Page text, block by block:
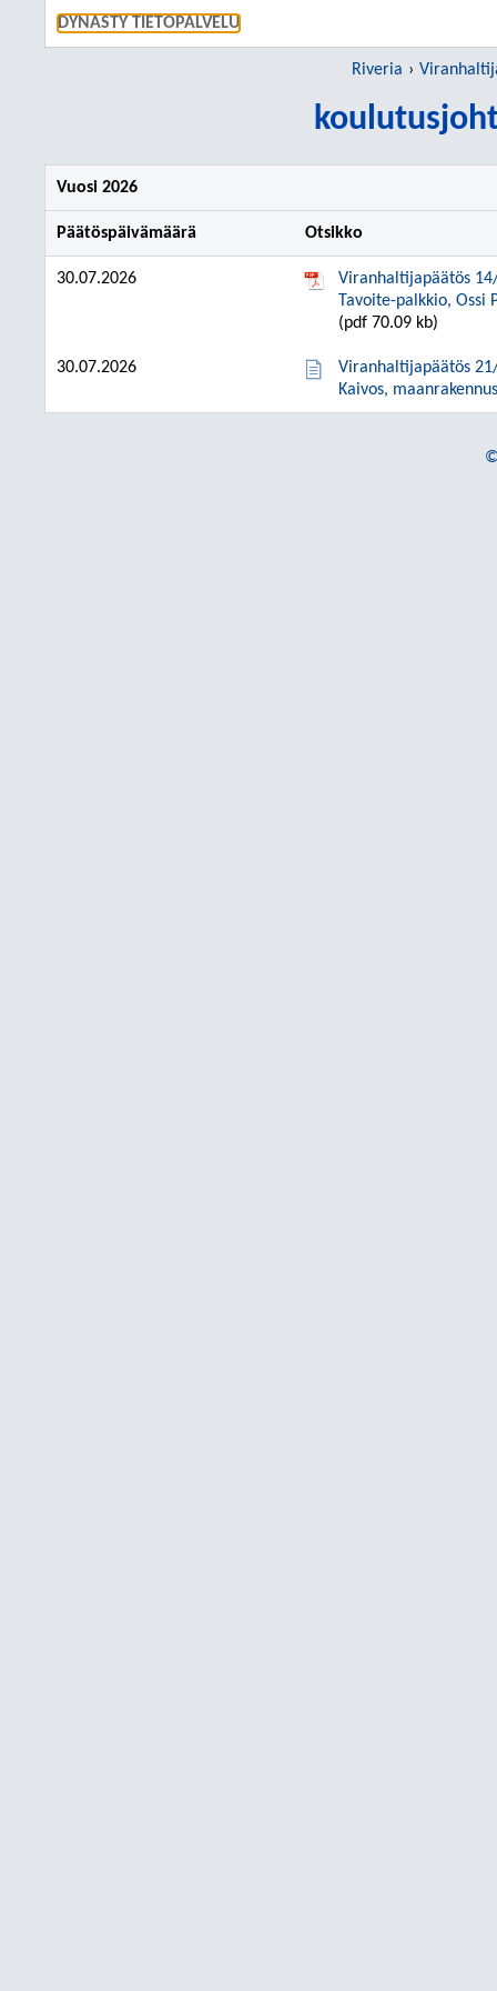
DYNASTY TIETOPALVELU
Riveria
Vuosi 2026
Päätöspäivämäärä Otsikko
30.07.2026
Viranhaltijapäätös
Tavoite-palkkio, Ossi
(pdf 70.09 kb)
30.07.2026
Viranhaltijapäätös
Kaivos,